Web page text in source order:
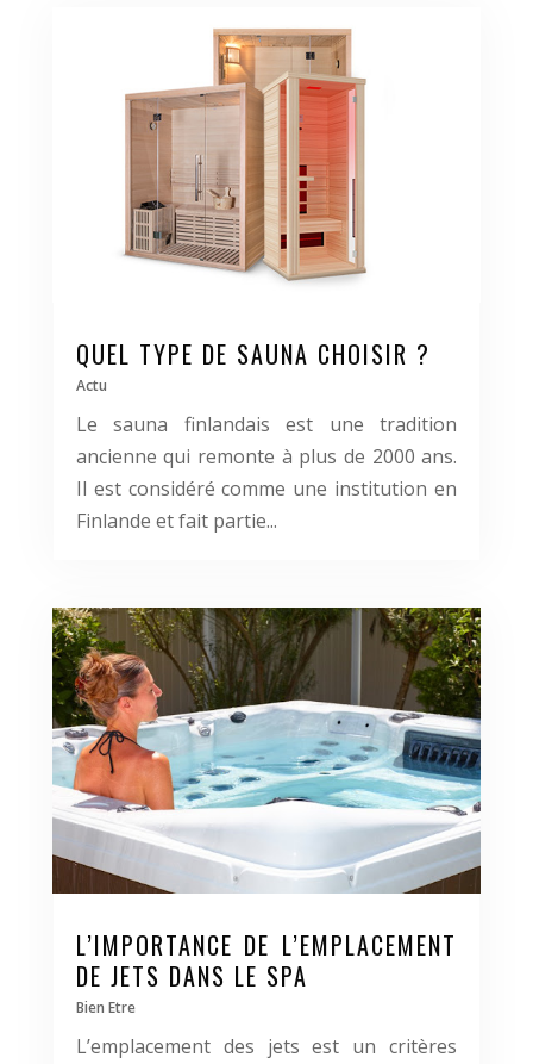
QUEL TYPE DE SAUNA CHOISIR ?
Actu
Le sauna finlandais est une tradition
ancienne qui remonte à plus de 2000 ans.
Il est considéré comme une institution en
Finlande et fait partie...
L’IMPORTANCE DE L’EMPLACEMENT
DE JETS DANS LE SPA
Bien Etre
L’emplacement des jets est un critères